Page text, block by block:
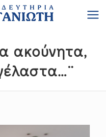
ακούνητα,